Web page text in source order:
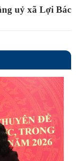
uỷ xã Lợi Bác